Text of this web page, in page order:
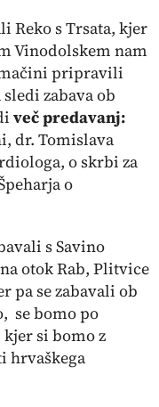
Reko s Trsata, kjer
Vinodolskem nam
pripravili
zabava ob
več predavanj:
dr. Tomislava
o skrbi za
o
sSavino
otok Rab, Plitvice
pa se zabavali ob
se bomo po
si bomo z
hrvaškega